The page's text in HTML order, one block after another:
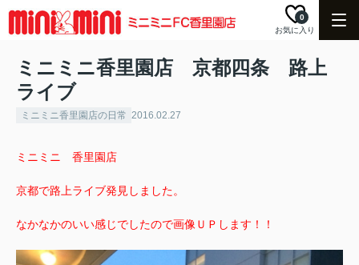
お気に入り
0
ミニミニ香里園店 京都四条 路上
ライブ
ミニミニ香里園店の日常 2016.02.27
ミニミニ 香里園店
京都で路上ライブ発見しました。
なかなかのいい感じでしたので画像ＵＰします！！